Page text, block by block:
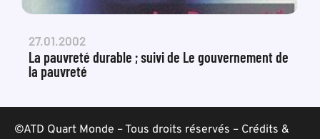
27.01.2002
La pauvreté durable ; suivi de Le gouvernement de
la pauvreté
©ATD Quart Monde – Tous droits réservés – Crédits &